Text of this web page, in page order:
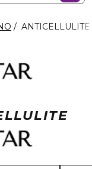
ANTICELLULITE